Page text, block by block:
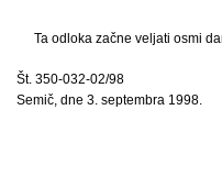
Ta odloka začne veljati osmi
Št. 350-032-02/98
Semič, dne 3. septembra 1998.